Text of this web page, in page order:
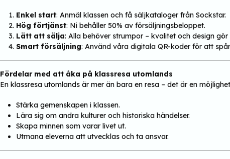
Enkel start: Anmäl klassen och få säljkataloger från Sockstar.
Hög förtjänst: Ni behåller 50% av försäljningsbeloppet.
Lätt att sälja: Alla behöver strumpor – kvalitet och design
Smart försäljning: Använd våra digitala QR-koder för att
Fördelar med att åka på klassresa utomlands
En klassresa utomlands är mer än bara en resa – det är en
Stärka gemenskapen i klassen.
Lära sig om andra kulturer och historiska händelser.
Skapa minnen som varar livet ut.
Utmana eleverna att utvecklas och ta ansvar.